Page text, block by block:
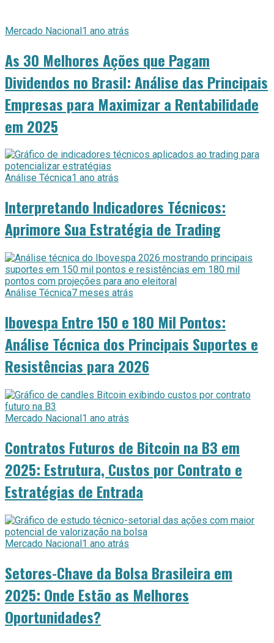
Mercado Nacional1 ano atrás
As 30 Melhores Ações que Pagam
Dividendos no Brasil: Análise das Principais
Empresas para Maximizar a Rentabilidade
em 2025
Análise Técnica1 ano atrás
Interpretando Indicadores Técnicos:
Aprimore Sua Estratégia de Trading
Análise Técnica7 meses atrás
Ibovespa Entre 150 e 180 Mil Pontos:
Análise Técnica dos Principais Suportes e
Resistências para 2026
Mercado Nacional1 ano atrás
Contratos Futuros de Bitcoin na B3 em
2025: Estrutura, Custos por Contrato e
Estratégias de Entrada
Mercado Nacional1 ano atrás
Setores-Chave da Bolsa Brasileira em
2025: Onde Estão as Melhores
Oportunidades?